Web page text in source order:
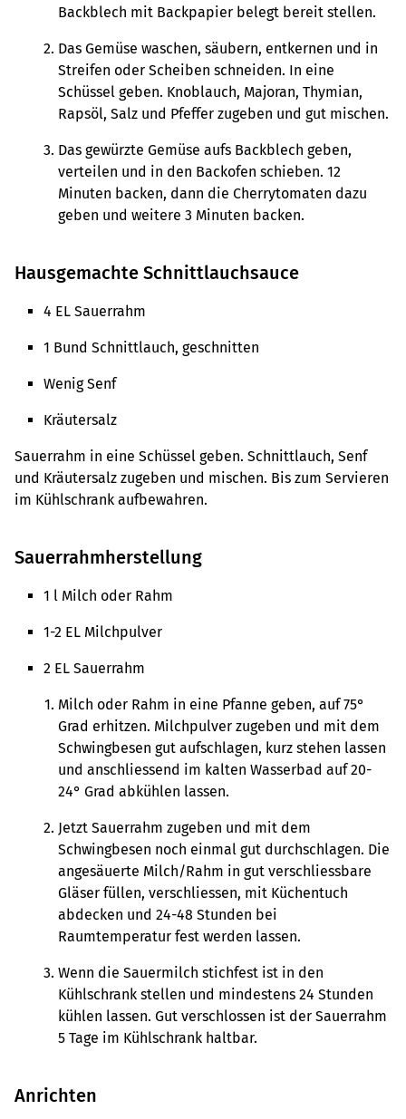
Backblech mit Backpapier belegt bereit stellen.
Das Gemüse waschen, säubern, entkernen und in
Streifen oder Scheiben schneiden. In eine
Schüssel geben. Knoblauch, Majoran, Thymian,
Rapsöl, Salz und Pfeffer zugeben und gut mischen.
Das gewürzte Gemüse aufs Backblech geben,
verteilen und in den Backofen schieben. 12
Minuten backen, dann die Cherrytomaten dazu
geben und weitere 3 Minuten backen.
Hausgemachte Schnittlauchsauce
4 EL Sauerrahm
1 Bund Schnittlauch, geschnitten
Wenig Senf
Kräutersalz
Sauerrahm in eine Schüssel geben. Schnittlauch, Senf
und Kräutersalz zugeben und mischen. Bis zum Servieren
im Kühlschrank aufbewahren.
Sauerrahmherstellung
1 l Milch oder Rahm
1-2 EL Milchpulver
2 EL Sauerrahm
Milch oder Rahm in eine Pfanne geben, auf 75°
Grad erhitzen. Milchpulver zugeben und mit dem
Schwingbesen gut aufschlagen, kurz stehen lassen
und anschliessend im kalten Wasserbad auf 20-
24° Grad abkühlen lassen.
Jetzt Sauerrahm zugeben und mit dem
Schwingbesen noch einmal gut durchschlagen. Die
angesäuerte Milch/Rahm in gut verschliessbare
Gläser füllen, verschliessen, mit Küchentuch
abdecken und 24-48 Stunden bei
Raumtemperatur fest werden lassen.
Wenn die Sauermilch stichfest ist in den
Kühlschrank stellen und mindestens 24 Stunden
kühlen lassen. Gut verschlossen ist der Sauerrahm
5 Tage im Kühlschrank haltbar.
Anrichten